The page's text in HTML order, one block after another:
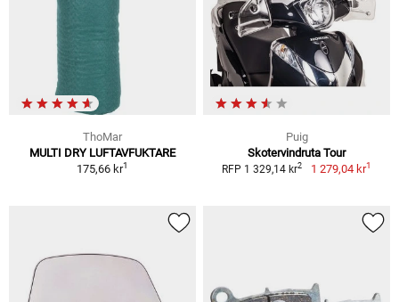
ThoMar
MULTI DRY LUFTAVFUKTARE
175,66 kr1
Puig
Skotervindruta Tour
RFP 1 329,14 kr2 1 279,04 kr1